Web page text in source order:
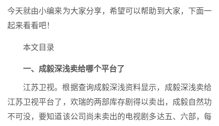
今天就由小编来为大家分享，希望可以帮助到大家，下面一
起来看看吧！
本文目录
一、成毅深浅卖给哪个平台了
江苏卫视。根据查询成毅深浅资料显示，成毅深浅卖给
江苏卫视平台了，欢瑞的两部库存剧得以卖出，成毅自然功
不可没，要知道该公司尚未卖出的电视剧多达五、六部，每